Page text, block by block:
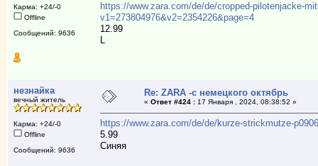
Карма: +24/-0
Offline
Сообщений: 9636
https://www.zara.com/de/de/cropped-pilotenjacke-
v1=273804976&v2=2354226&page=4
12.99
L
незнайка
вечный житель
Карма: +24/-0
Offline
Сообщений: 9636
Re: ZARA -с немецкого октябрь
« Ответ #424 :17 Января , 2024, 08:38:52 »
https://www.zara.com/de/de/kurze-strickmutze-
5.99
Синяя